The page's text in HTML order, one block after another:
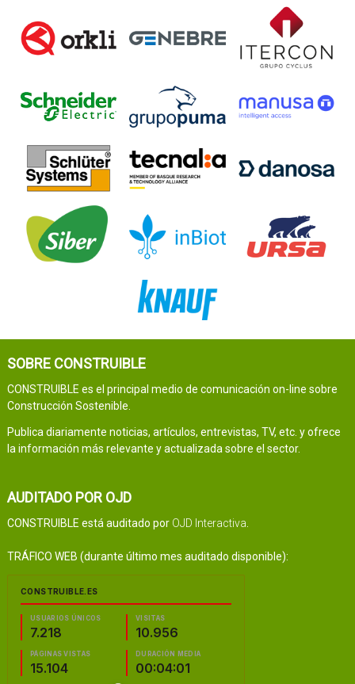
SOBRE CONSTRUIBLE
CONSTRUIBLE es el principal medio de comunicación on-line sobre
Construcción Sostenible.
Publica diariamente noticias, artículos, entrevistas, TV, etc. y ofrece
la información más relevante y actualizada sobre el sector.
AUDITADO POR OJD
CONSTRUIBLE está auditado por OJD Interactiva.
TRÁFICO WEB (durante último mes auditado disponible):